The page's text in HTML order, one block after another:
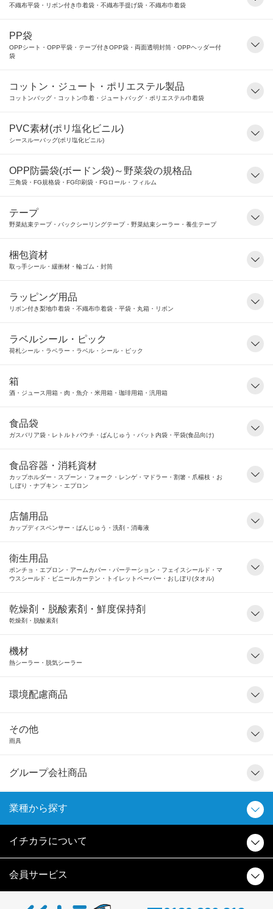
不織布平袋・リボン付き巾着袋・不織布手提げ袋・不織布巾着袋
PP袋
OPPシート・OPP平袋・テープ付きOPP袋・両面透明封筒・OPPヘッダー付
袋
コットン・ジュート・ポリエステル製品
コットンバッグ・コットン巾着・ジュートバッグ・ポリエステル巾着袋
PVC素材(ポリ塩化ビニル)
シースルーバッグ(ポリ塩化ビニル)
OPP防曇袋(ボードン袋)～野菜袋の規格品
三角袋・FG規格袋・FG印刷袋・FGロール・フィルム
テープ
野菜結束テープ・バックシーリングテープ・野菜結束シーラー・養生テープ
梱包資材
取っ手シール・緩衝材・輪ゴム・封筒
ラッピング用品
リボン付き梨地巾着袋・不織布巾着袋・平袋・丸箱・リボン
ラベルシール・ピック
荷札シール・ラベラー・ラベル・シール・ピック
箱
酒・ジュース用箱・肉・魚介・米用箱・珈琲用箱・汎用箱
食品袋
ガスバリア袋・レトルトパウチ・ばんじゅう・バット内袋・平袋(食品向け)
食品容器・消耗資材
カップホルダー・スプーン・フォーク・レンゲ・マドラー・割箸・爪楊枝・お
しぼり・ナプキン・エプロン
店舗用品
カップディスペンサー・ばんじゅう・洗剤・消毒液
衛生用品
ポンチョ・エプロン・アームカバー・パーテーション・フェイスシールド・マ
ウスシールド・ビニールカーテン・トイレットペーパー・おしぼり(タオル)
乾燥剤・脱酸素剤・鮮度保持剤
乾燥剤・脱酸素剤
機材
熱シーラー・脱気シーラー
環境配慮商品
その他
雨具
グループ会社商品
業種から探す
イチカラについて
会員サービス